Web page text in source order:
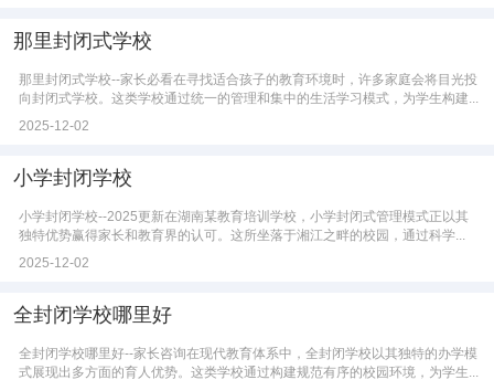
那里封闭式学校
那里封闭式学校--家长必看在寻找适合孩子的教育环境时，许多家庭会将目光投
向封闭式学校。这类学校通过统一的管理和集中的生活学习模式，为学生构建...
2025-12-02
小学封闭学校
小学封闭学校--2025更新在湖南某教育培训学校，小学封闭式管理模式正以其
独特优势赢得家长和教育界的认可。这所坐落于湘江之畔的校园，通过科学...
2025-12-02
全封闭学校哪里好
全封闭学校哪里好--家长咨询在现代教育体系中，全封闭学校以其独特的办学模
式展现出多方面的育人优势。这类学校通过构建规范有序的校园环境，为学生...